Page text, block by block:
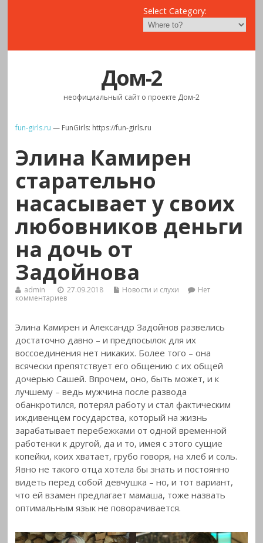
Select Category:
Дом-2
неофициальный сайт о проекте Дом-2
fun-girls.ru — FunGirls: https://fun-girls.ru
Элина Камирен
старательно
насасывает у своих
любовников деньги
на дочь от
Задойнова
admin 27.09.2018 Новости и слухи
Нет
комментариев
Элина Камирен и Александр Задойнов развелись
достаточно давно – и предпосылок для их
воссоединения нет никаких. Более того – она
всячески препятствует его общению с их общей
дочерью Сашей. Впрочем, оно, быть может, и к
лучшему – ведь мужчина после развода
обанкротился, потерял работу и стал фактическим
иждивенцем государства, который на жизнь
зарабатывает перебежками от одной временной
работенки к другой, да и то, имея с этого сущие
копейки, коих хватает, грубо говоря, на хлеб и соль.
Явно не такого отца хотела бы знать и постоянно
видеть перед собой девчушка – но, и тот вариант,
что ей взамен предлагает мамаша, тоже назвать
оптимальным язык не поворачивается.